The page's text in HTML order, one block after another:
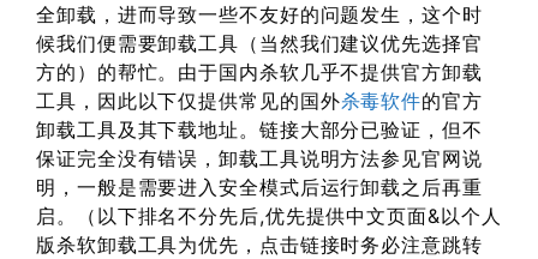
全卸载，进而导致一些不友好的问题发生，这个时
候我们便需要卸载工具（当然我们建议优先选择官
方的）的帮忙。由于国内杀软几乎不提供官方卸载
工具，因此以下仅提供常见的国外杀毒软件的官方
卸载工具及其下载地址。链接大部分已验证，但不
保证完全没有错误，卸载工具说明方法参见官网说
明，一般是需要进入安全模式后运行卸载之后再重
启。（以下排名不分先后,优先提供中文页面&以个人
版杀软卸载工具为优先，点击链接时务必注意跳转